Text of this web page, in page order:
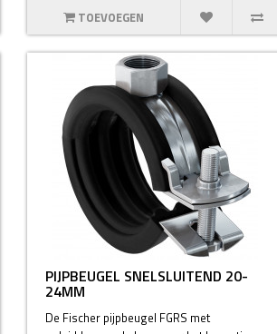
TOEVOEGEN
PIJPBEUGEL SNELSLUITEND 20-
24MM
De Fischer pijpbeugel FGRS met